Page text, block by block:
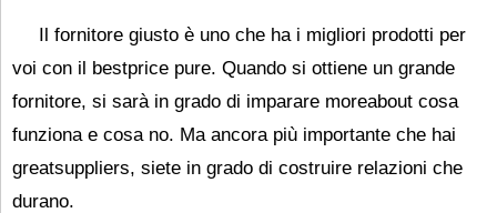
Il fornitore giusto è uno che ha i migliori prodotti per
voi con il bestprice pure. Quando si ottiene un grande
fornitore, si sarà in grado di imparare moreabout cosa
funziona e cosa no. Ma ancora più importante che hai
greatsuppliers, siete in grado di costruire relazioni che
durano.